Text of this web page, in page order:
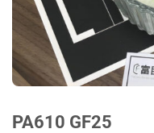
PA610 GF25